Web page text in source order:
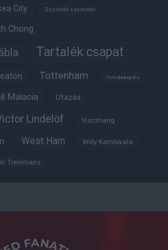
City Szurkoló szemmel
Chong
Tartalék csapat
Tottenham Trófeabibliográfia
Malacia Utazás
Lindelöf Visszhang
West Ham Willy Kambwala
Tielemans